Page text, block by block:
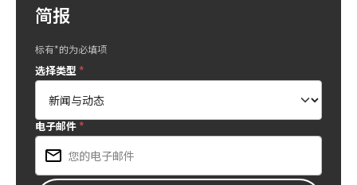
简报
标有*的为必填项
选择类型 *
电子邮件*